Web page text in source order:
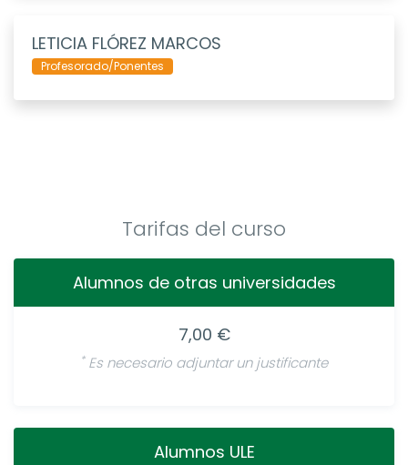
LETICIA FLÓREZ MARCOS
Profesorado/Ponentes
Tarifas del curso
Alumnos de otras universidades
7,00 €
*Es necesario adjuntar un justificante
Alumnos ULE